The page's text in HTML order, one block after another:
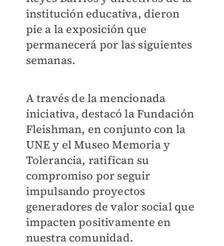
institución educativa, dieron
pie a la exposición que
permanecerá por las siguientes
semanas.
A través de la mencionada
iniciativa, destacó la Fundación
Fleishman, en conjunto con la
UNE y el Museo Memoria y
Tolerancia, ratifican su
compromiso por seguir
impulsando proyectos
generadores de valor social que
impacten positivamente en
nuestra comunidad.